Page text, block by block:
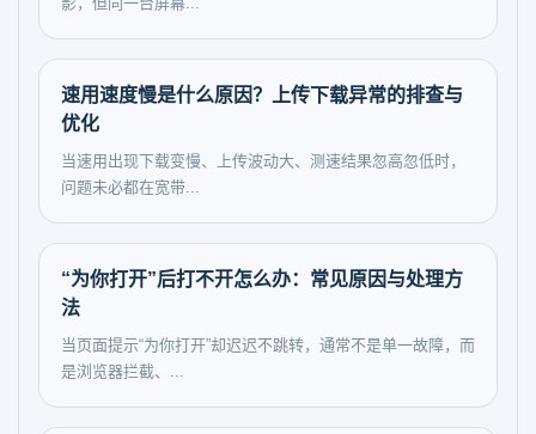
速用速度慢是什么原因？上传下载异常的排查与
优化
当速用出现下载变慢、上传波动大、测速结果忽高忽低时，
问题未必都在宽带...
“为你打开”后打不开怎么办：常见原因与处理方
法
当页面提示“为你打开”却迟迟不跳转，通常不是单一故障，而
是浏览器拦截、...